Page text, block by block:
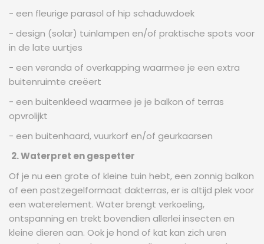
- een fleurige parasol of hip schaduwdoek
- design (solar) tuinlampen en/of praktische spots voor
in de late uurtjes
- een veranda of overkapping waarmee je een extra
buitenruimte creëert
- een buitenkleed waarmee je je balkon of terras
opvrolijkt
- een buitenhaard, vuurkorf en/of geurkaarsen
2. Waterpret en gespetter
Of je nu een grote of kleine tuin hebt, een zonnig balkon
of een postzegelformaat dakterras, er is altijd plek voor
een waterelement. Water brengt verkoeling,
ontspanning en trekt bovendien allerlei insecten en
kleine dieren aan. Ook je hond of kat kan zich uren